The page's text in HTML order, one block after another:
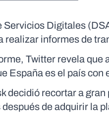
Servicios Digitales
realizar informes de
Twitter revela que
España es el país
decidió recortar a
de adquirir la